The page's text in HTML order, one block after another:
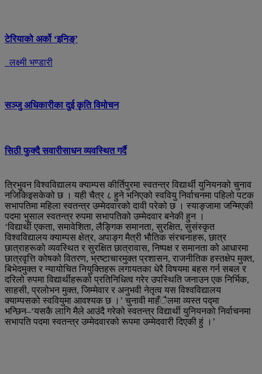
टेरियाको अर्को ‘इनिङ्’
लक्ष्मी भण्डारी
सञ्जु अधिकारीका दुई कृति विमोचन
सिठी फुक्दै सवारीसाधन व्यवस्थित गर्दै
त्रिभुवन विश्वविद्यालय क्याम्पस कीर्तिपुरमा स्वतन्त्र विद्यार्थी युनियनको चुनाव
नजिकिइसकेको छ । यही चैत्र ८ हुने भनिएको स्ववियु निर्वाचनमा पहिलो पटक
सभापतिमा महिला स्वतन्त्र उम्मेदवारको दावी परेको छ । स्याङ्जामा जन्मिएकी
पदमा भुसाल स्वतन्त्र रुपमा सभापतिको उम्मेदवार बनेकी हुन ।
‘विद्यार्थी एकता, समावेशिता, लैङ्गिक समानता, सुरक्षित, सुसंस्कृत
विश्वविद्यालय क्याम्पस क्षेत्र, अपाङ्ग मैत्री भौतिक संरचनाहरू, छात्र
छात्राहरूको व्यवस्थित र सुरक्षित छात्रावास, निष्पक्ष र समानता को आधारमा
छात्रवृत्ति कोषको वितरण, भ्रष्टाचारमुक्त प्रशासन, राजनीतिक हस्तक्षेप मुक्त,
बिभेदमुक्त र न्यायोचित नियुक्तिहरू लगायतका धेरै विषयमा बहस गर्न सबल र
दरिलो रुपमा विद्यार्थीहरूको प्रतिनिधित्व गरेर उपस्थिति जनाउन एक निर्भिक,
साहसी, प्रलोभन मुक्त, जिम्मेवार र अनुभवी नेतृत्व यस विश्वविद्यालय
क्याम्पसको स्ववियुमा आवश्यक छ ।’ चुनावी माहँैलमा व्यस्त पद्मा
भन्छिन–‘यसकै लागि मैले आउंदै गरेको स्वतन्त्र विद्यार्थी युनियनको निर्वाचनमा
सभापति पदमा स्वतन्त्र उम्मेदवारको रूपमा उम्मेदवारी दिएकी हुं ।’